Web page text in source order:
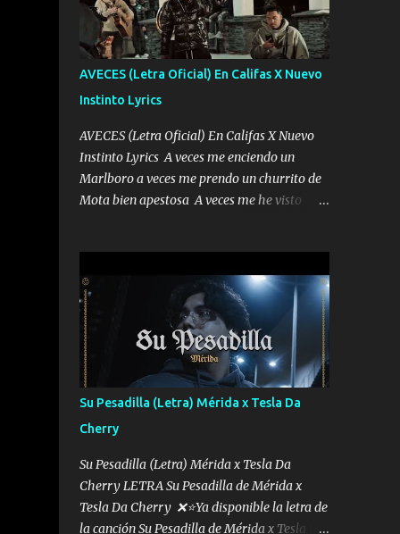
AVECES (Letra Oficial) En Califas X Nuevo
Instinto Lyrics
AVECES (Letra Oficial) En Califas X Nuevo
Instinto Lyrics A veces me enciendo un
Marlboro a veces me prendo un churrito de
Mota bien apestosa A veces me he visto
me mandó yo tengo el control a todos yo les
paro el dedo soy hocicon un malcriado un
malandrón Que Les importa no saben nada
falsas las risas las que me miran hay gente
corriente no quieren verte subir de level
trucha mis plebes Música A veces me pongo
un sombrero a veces me ven la cachucha de
lado con la mirada siempre en alto A veces
me fajó una super o a veces me fajó una
Glock siempre armado todas las
generaciones yo traigo El chiste es que hago
lo que quiero pues así soy me mandó yo
Su Pesadilla (Letra) Mérida x Tesla Da
Cherry
Su Pesadilla (Letra) Mérida x Tesla Da
Cherry LETRA Su Pesadilla de Mérida x
Tesla Da Cherry ❌⭐Ya disponible la letra de
la canción Su Pesadilla de Mérida x Tesla Da